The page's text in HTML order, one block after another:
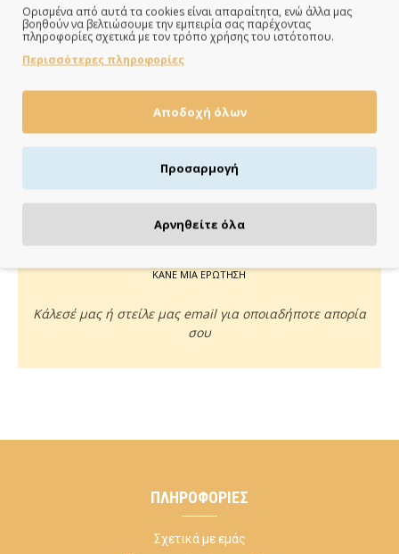
Άμεση αποστολή της παραγγελίας σου σε 1 - 2 εργάσιμες
ΚΑΝΕ ΜΙΑ ΕΡΩΤΗΣΗ
Κάλεσέ μας ή στείλε μας email για οποιαδήποτε απορία
σου
ΠΛΗΡΟΦΟΡΊΕΣ
Σχετικά με εμάς
Ορισμένα από αυτά τα cookies είναι απαραίτητα, ενώ άλλα μας
βοηθούν να βελτιώσουμε την εμπειρία σας παρέχοντας
πληροφορίες σχετικά με τον τρόπο χρήσης του ιστότοπου.
Περισσότερες πληροφορίες
Αποδοχή όλων
Προσαρμογή
Αρνηθείτε όλα